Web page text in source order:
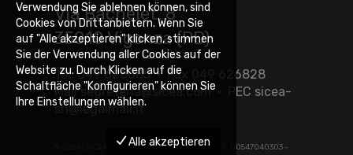
Via Bachelet, 8
35010 Vigonza (PD)
Tel. 049 626085 • Fax 049 626828
Mail segreteria@sicea.com• PEC sicea-
srl@legalmail.it
2026 | SICEA SRL - P.IVA 03452880283 - C.F. 00547040303 -
Verwendung Sie ablehnen können, sind
Cookies von Drittanbietern. Wenn Sie
auf "Alle akzeptieren" klicken, stimmen
Sie der Verwendung aller Cookies auf der
Website zu. Durch Klicken auf die
Schaltfläche "Konfigurieren" können Sie
Ihre Einstellungen wählen.
Alle akzeptieren